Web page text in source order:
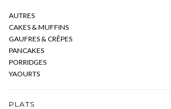
AUTRES
CAKES & MUFFINS
GAUFRES & CRÊPES
PANCAKES
PORRIDGES
YAOURTS
PLATS